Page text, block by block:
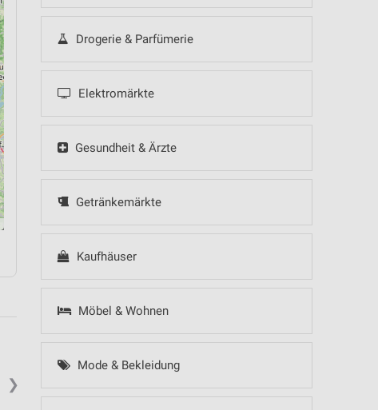
Drogerie & Parfümerie
Elektromärkte
Gesundheit & Ärzte
Getränkemärkte
Kaufhäuser
Möbel & Wohnen
Mode & Bekleidung
❯